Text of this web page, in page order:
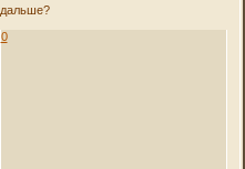
дальше?
0